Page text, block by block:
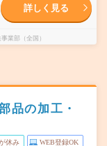
詳しく見る
業部（全国）
品の加工・
休み WEB登録OK